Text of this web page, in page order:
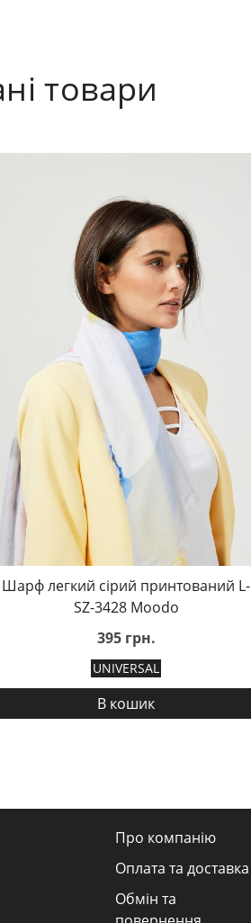
товари
Шарф легкий сірий принтований L-
SZ-3428 Moodo
395 грн.
UNIVERSAL
В кошик
Про компанію
Оплата та доставка
Обмін та